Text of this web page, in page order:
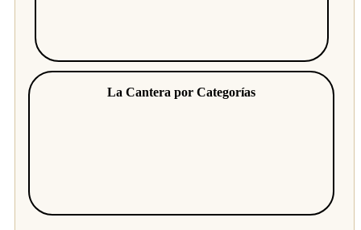
La Cantera por Categorías